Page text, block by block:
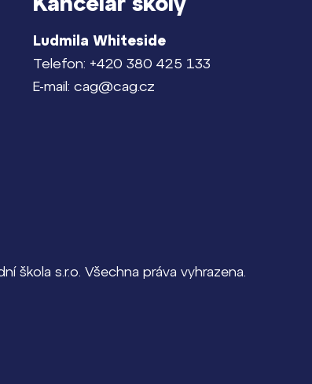
Ludmila Whiteside
Telefon: +420 380 425 133
E-mail: cag@cag.cz
škola s.r.o. Všechna práva vyhrazena.